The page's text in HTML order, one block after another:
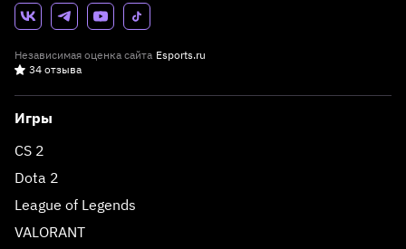
Независимая оценка сайта Esports.ru
34 отзыва
Игры
CS 2
Dota 2
League of Legends
VALORANT